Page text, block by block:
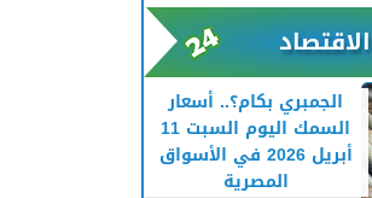
الاقتصاد
الجمبري بكام؟.. أسعار
السمك اليوم السبت 11
أبريل 2026 في الأسواق
المصرية